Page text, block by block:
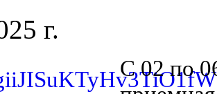
г.
С 02 по